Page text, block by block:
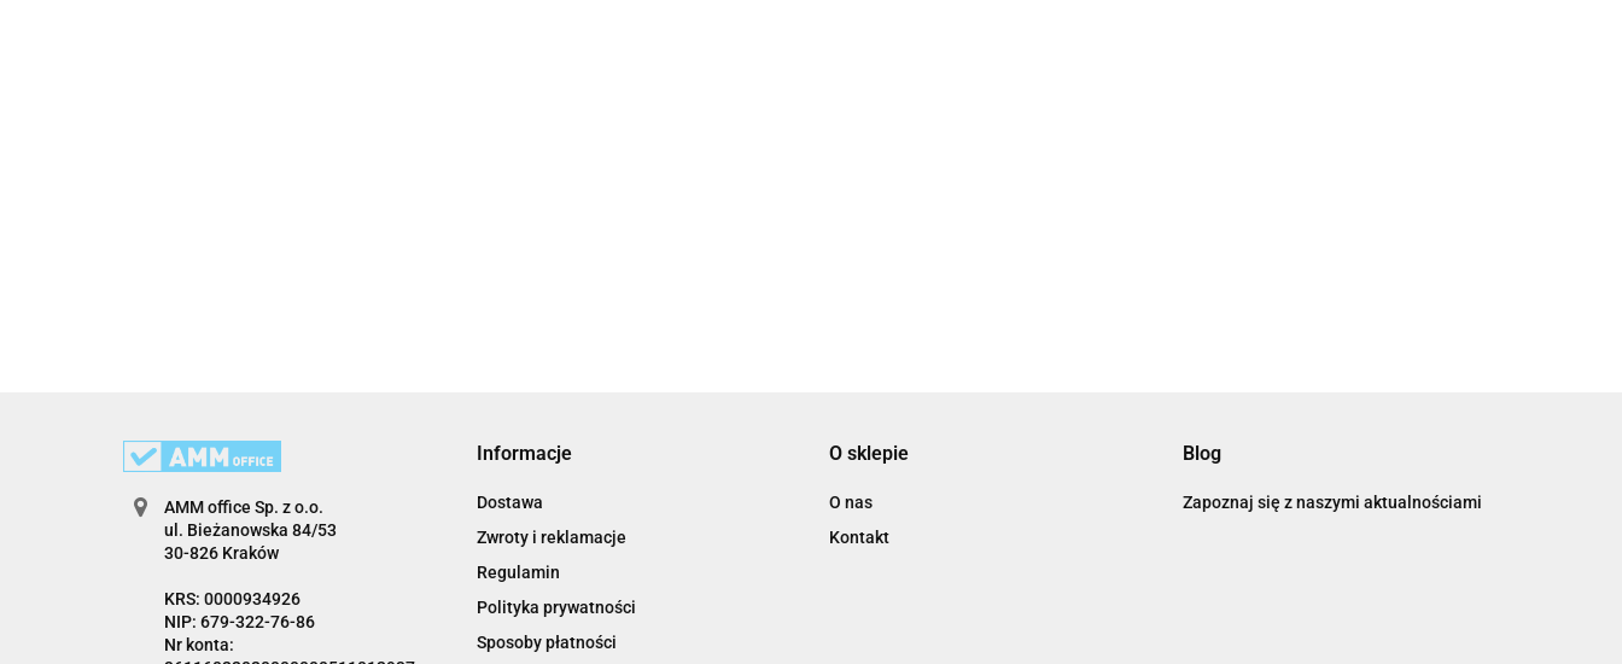
AMM office Sp. z o.o.
ul. Bieżanowska 84/53
30-826 Kraków
KRS: 0000934926
NIP: 679-322-76-86
Nr konta:
Informacje
Dostawa
Zwroty i reklamacje
Regulamin
Polityka prywatności
Sposoby płatności
O sklepie
O nas
Kontakt
Blog
Zapoznaj się z naszymi aktualnościami